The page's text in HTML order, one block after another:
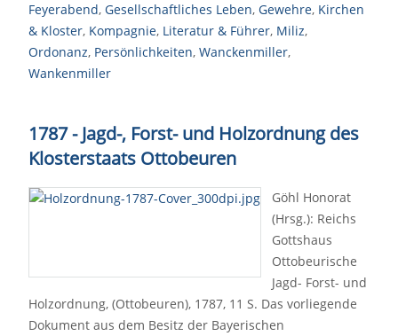
Feyerabend, Gesellschaftliches Leben, Gewehre, Kirchen
& Kloster, Kompagnie, Literatur & Führer, Miliz,
Ordonanz, Persönlichkeiten, Wanckenmiller,
Wankenmiller
1787 - Jagd-, Forst- und Holzordnung des
Klosterstaats Ottobeuren
Göhl Honorat
(Hrsg.): Reichs
Gottshaus
Ottobeurische
Jagd- Forst- und
Holzordnung, (Ottobeuren), 1787, 11 S. Das vorliegende
Dokument aus dem Besitz der Bayerischen